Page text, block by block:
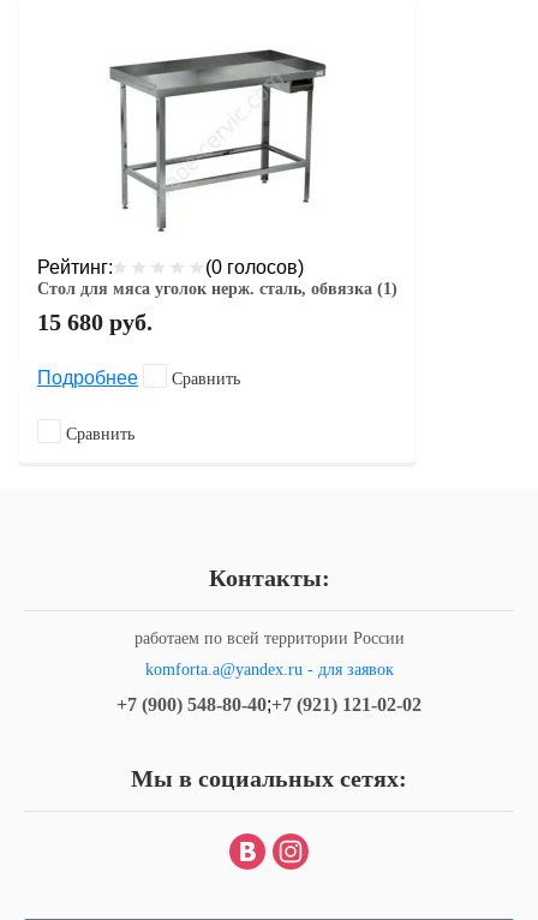
Рейтинг: (0 голосов)
Стол для мяса уголок нерж. сталь, обвязка (1)
15 680 руб.
Подробнее Сравнить
Сравнить
Контакты:
работаем по всей территории России
komforta.a@yandex.ru - для заявок
+7 (900) 548-80-40;+7 (921) 121-02-02
Мы в социальных сетях: